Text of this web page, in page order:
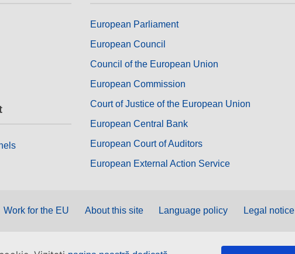
European Parliament
European Council
Council of the European Union
European Commission
Court of Justice of the European Union
European Central Bank
European Court of Auditors
European External Action Service
Work for the EU About this site Language policy Legal notice